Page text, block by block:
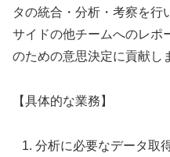
タの統合・分析・考察を行
サイドの他チームへのレポ
のための意思決定に貢献し
【具体的な業務】
分析に必要なデータ取